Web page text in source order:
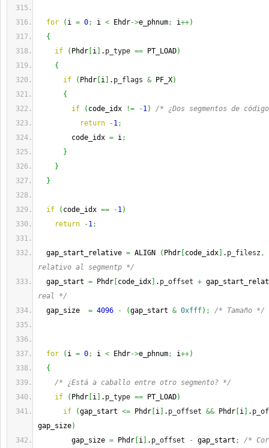
for ( i = 0; i < Ehdr->e_phnum; i++)
{
if
( Phdr i . p_type == PT_LOAD)
{
if
( Phdr i . p_flags & PF_X)
{
if
( code_idx != -1)
/* ¿Dos segmentos de
return
-1;
code_idx = i;
}
}
}
if ( code_idx == -1)
return
-1;
gap_start_relative = ALIGN ( Phdr code_idx . p_filesz ,
relativo al segmentp */
gap_start = Phdr code_idx . p_offset +
real */
gap_size = 4096 - (gap_start & 0xfff) ; /* Tamaño */
for ( i = 0; i < Ehdr->e_phnum; i++)
{
/* ¿Está a caballo entre otro segmento? */
if
( Phdr i . p_type == PT_LOAD)
if
(gap_start <= Phdr i . p_offset && Phdr i .
gap_size)
gap_size = Phdr i . p_offset - gap_start ;
/*